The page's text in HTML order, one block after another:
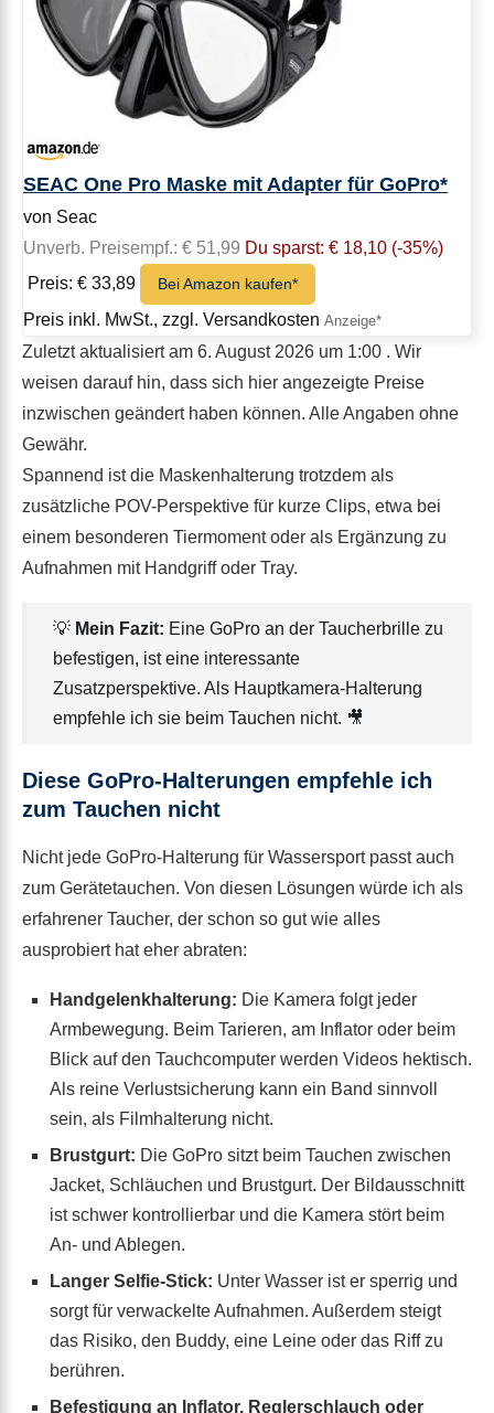
SEAC One Pro Maske mit Adapter für GoPro*
von Seac
Unverb. Preisempf.: € 51,99 Du sparst: € 18,10 (-35%)
Preis: € 33,89
Bei Amazon kaufen*
Preis inkl. MwSt., zzgl. Versandkosten
Zuletzt aktualisiert am 6. August 2026 um 1:00 . Wir
weisen darauf hin, dass sich hier angezeigte Preise
inzwischen geändert haben können. Alle Angaben ohne
Gewähr.
Spannend ist die Maskenhalterung trotzdem als
zusätzliche POV-Perspektive für kurze Clips, etwa bei
einem besonderen Tiermoment oder als Ergänzung zu
Aufnahmen mit Handgriff oder Tray.
💡 Mein Fazit: Eine GoPro an der Taucherbrille zu
befestigen, ist eine interessante
Zusatzperspektive. Als Hauptkamera-Halterung
empfehle ich sie beim Tauchen nicht. 🎥
Diese GoPro-Halterungen empfehle ich
zum Tauchen nicht
Nicht jede GoPro-Halterung für Wassersport passt auch
zum Gerätetauchen. Von diesen Lösungen würde ich als
erfahrener Taucher, der schon so gut wie alles
ausprobiert hat eher abraten:
Handgelenkhalterung: Die Kamera folgt jeder
Armbewegung. Beim Tarieren, am Inflator oder beim
Blick auf den Tauchcomputer werden Videos hektisch.
Als reine Verlustsicherung kann ein Band sinnvoll
sein, als Filmhalterung nicht.
Brustgurt: Die GoPro sitzt beim Tauchen zwischen
Jacket, Schläuchen und Brustgurt. Der Bildausschnitt
ist schwer kontrollierbar und die Kamera stört beim
An- und Ablegen.
Langer Selfie-Stick: Unter Wasser ist er sperrig und
sorgt für verwackelte Aufnahmen. Außerdem steigt
das Risiko, den Buddy, eine Leine oder das Riff zu
berühren.
Befestigung an Inflator, Reglerschlauch oder